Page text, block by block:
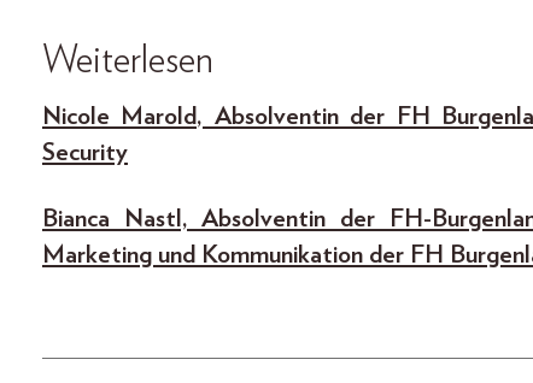
Weiterlesen
Nicole Marold, Absolventin der FH
Security
Bianca Nastl, Absolventin der FH-
Marketing und Kommunikation der FH